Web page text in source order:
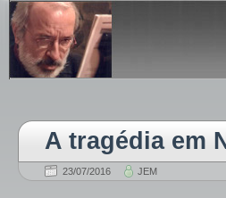
A tragédia em
23/07/2016 JEM